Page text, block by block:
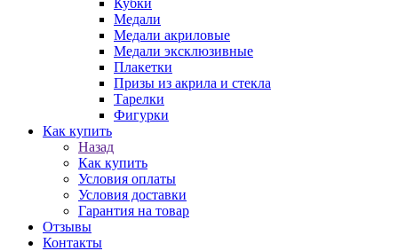
Кубки
Медали
Медали акриловые
Медали эксклюзивные
Плакетки
Призы из акрила и стекла
Тарелки
Фигурки
Как купить
Назад
Как купить
Условия оплаты
Условия доставки
Гарантия на товар
Отзывы
Контакты